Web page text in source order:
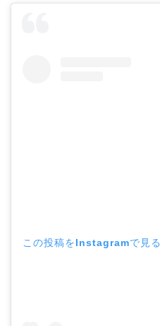
この投稿をInstagramで見る